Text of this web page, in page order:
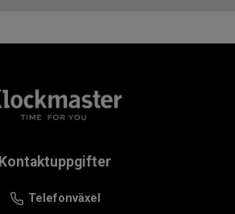
Kontaktuppgifter
Telefonväxel